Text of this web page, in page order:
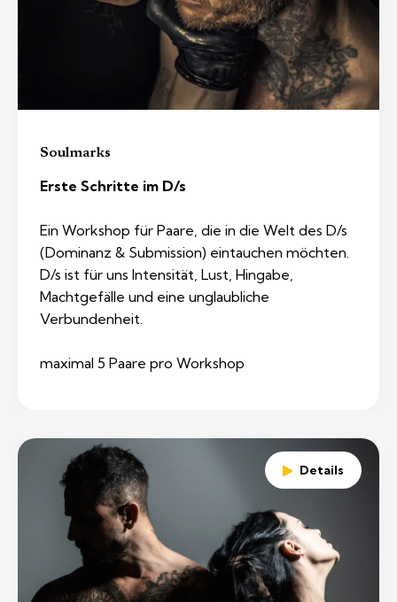
Soulmarks
Erste Schritte im D/s
Ein Workshop für Paare, die in die Welt des D/s
(Dominanz & Submission) eintauchen möchten.
D/s ist für uns Intensität, Lust, Hingabe,
Machtgefälle und eine unglaubliche
Verbundenheit.
maximal 5 Paare pro Workshop
Details